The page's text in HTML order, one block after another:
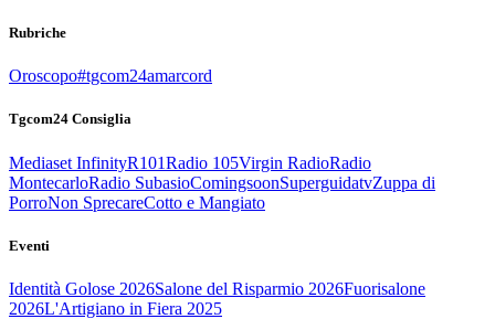
Rubriche
Oroscopo#tgcom24amarcord
Tgcom24 Consiglia
Mediaset InfinityR101Radio 105Virgin RadioRadio
MontecarloRadio SubasioComingsoonSuperguidatvZuppa di
PorroNon SprecareCotto e Mangiato
Eventi
Identità Golose 2026Salone del Risparmio 2026Fuorisalone
2026L'Artigiano in Fiera 2025